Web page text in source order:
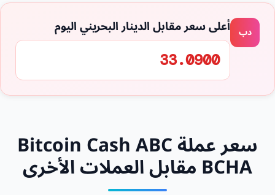
دب أعلى سعر مقابل الدينار البحريني اليوم
33.0900
سعر عملة Bitcoin Cash ABC
BCHA مقابل العملات الأخرى